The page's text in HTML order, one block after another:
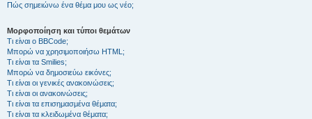
Πώς σημειώνω ένα θέμα μου ως νέο;
Μορφοποίηση και τύποι θεμάτων
Τι είναι ο BBCode;
Μπορώ να χρησιμοποιήσω HTML;
Τι είναι τα Smilies;
Μπορώ να δημοσιεύω εικόνες;
Τι είναι οι γενικές ανακοινώσεις;
Τι είναι οι ανακοινώσεις;
Τι είναι τα επισημασμένα θέματα;
Τι είναι τα κλειδωμένα θέματα;